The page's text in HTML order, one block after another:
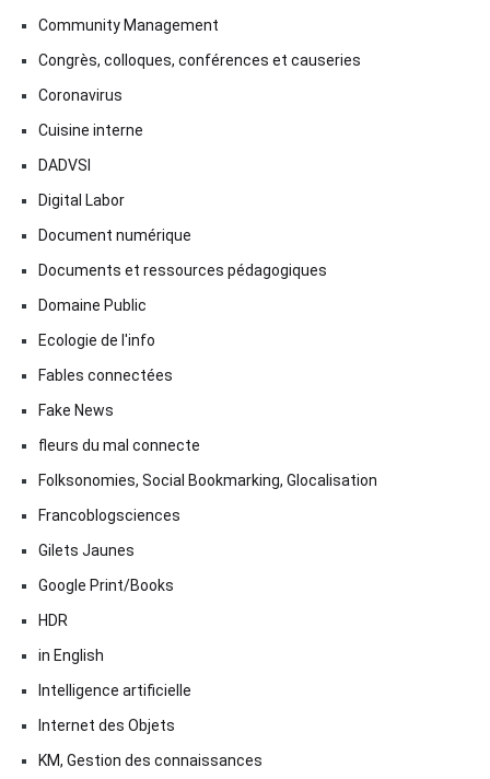
Community Management
Congrès, colloques, conférences et causeries
Coronavirus
Cuisine interne
DADVSI
Digital Labor
Document numérique
Documents et ressources pédagogiques
Domaine Public
Ecologie de l'info
Fables connectées
Fake News
fleurs du mal connecte
Folksonomies, Social Bookmarking, Glocalisation
Francoblogsciences
Gilets Jaunes
Google Print/Books
HDR
in English
Intelligence artificielle
Internet des Objets
KM, Gestion des connaissances